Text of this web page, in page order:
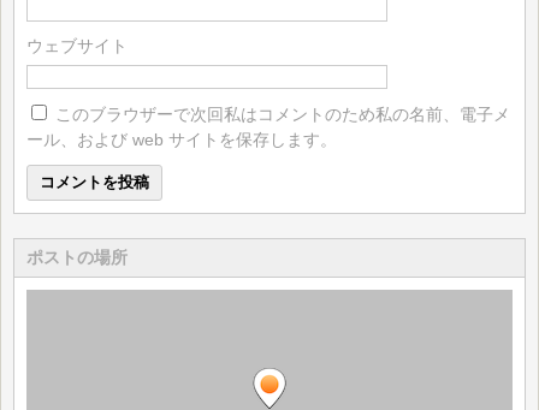
ウェブサイト
このブラウザーで次回私はコメントのため私の名前、電子メ
ール、および web サイトを保存します。
ポストの場所